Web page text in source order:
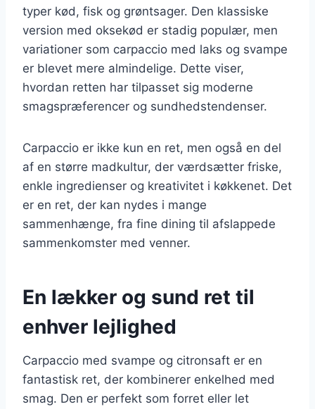
typer kød, fisk og grøntsager. Den klassiske
version med oksekød er stadig populær, men
variationer som carpaccio med laks og svampe
er blevet mere almindelige. Dette viser,
hvordan retten har tilpasset sig moderne
smagspræferencer og sundhedstendenser.
Carpaccio er ikke kun en ret, men også en del
af en større madkultur, der værdsætter friske,
enkle ingredienser og kreativitet i køkkenet. Det
er en ret, der kan nydes i mange
sammenhænge, fra fine dining til afslappede
sammenkomster med venner.
En lækker og sund ret til
enhver lejlighed
Carpaccio med svampe og citronsaft er en
fantastisk ret, der kombinerer enkelhed med
smag. Den er perfekt som forret eller let